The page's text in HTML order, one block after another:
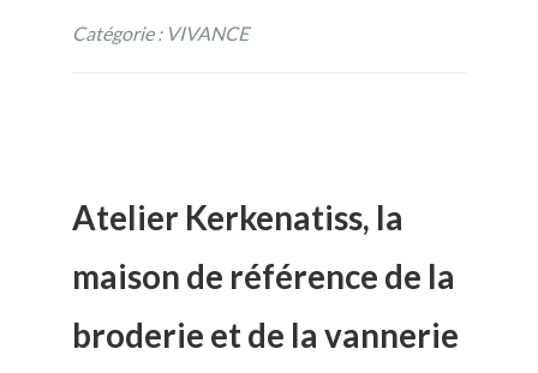
Catégorie : VIVANCE
Atelier Kerkenatiss, la
maison de référence de la
broderie et de la vannerie